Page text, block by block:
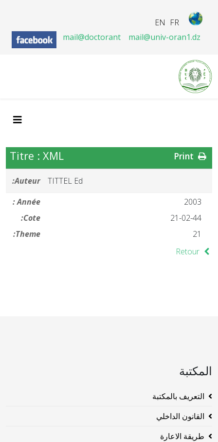
FR
EN
mail@doctorant
mail@univ-oran1.dz
Titre : XML
Auteur:
TITTEL Ed
Année :
2003
Cote:
21-02-44
Theme:
21
Retour
المكتبة
التعريف بالمكتبة
القانون الداخلي
طريقة الاعارة